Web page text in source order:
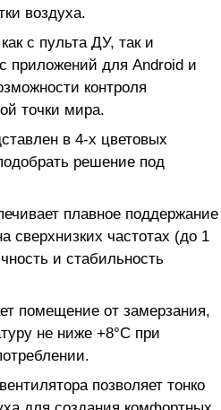
воздуха.
с пульта ДУ, так и
приложений для Android и
контроля
точки мира.
в 4-х цветовых
решение под
плавное поддержание
сверхнизких частотах (до 1
и стабильность
помещение от замерзания,
не ниже +8°С при
позволяет тонко